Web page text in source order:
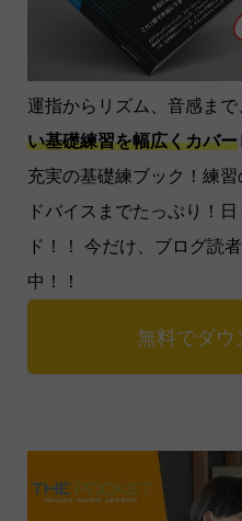
運指からリズム、音感まで
い基礎練習を幅広くカバー
充実の基礎練ブック！練
ドバイスまでたっぷり！
ド！！ 今だけ、ブログ読
中！！
無料でダウ